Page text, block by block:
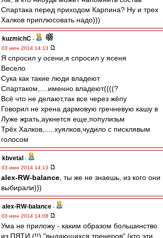
Спартака перед приходом Карпина? Ну и трех
Халков приплюсовать надо)))
kuzmichC -
03 июн 2014 14:13
Я спросил у осени,я спросил у ясеня
Весело
Сука как такие люди владеют
Спартаком,....именно владеют((((?
Всё что не делают,так все через жёпу
Говорил не хрена дармовую гречневую кашу в
Луже жрать,аукнется еще,популизьм
Трёх Халков,.....хуялков,чудило с писклявым
голосом
kbvetal -
03 июн 2014 14:13
alex-RW-balance , ты же не знаешь, из кого они
выбирали)))
alex-RW-balance -
03 июн 2014 14:08
Ума не приложу - каким образом большинство
из ПЯТИ (!!) "выдающихся тренеров" (кто эти